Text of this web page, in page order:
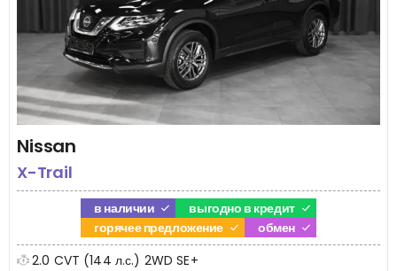
Nissan
X-Trail
в наличии
выгодно в кредит
горячее предложение
обмен
2.0 CVT (144 л.с.) 2WD SE+